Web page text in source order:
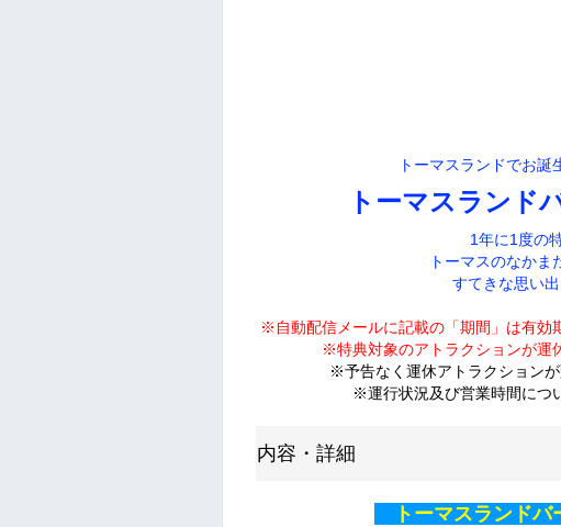
トーマスランドでお誕
トーマスランド
1年に1度の
トーマスのなかま
すてきな思い出
※自動配信メールに記載の「期間」は有効
※特典対象のアトラクションが運
※予告なく運休アトラクションが
※運行状況及び営業時間につ
内容・詳細
トーマスランドバ